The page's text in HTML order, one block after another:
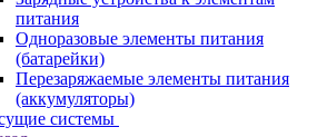
питания
Одноразовые элементы питания
(батарейки)
Перезаряжаемые элементы питания
(аккумуляторы)
системы